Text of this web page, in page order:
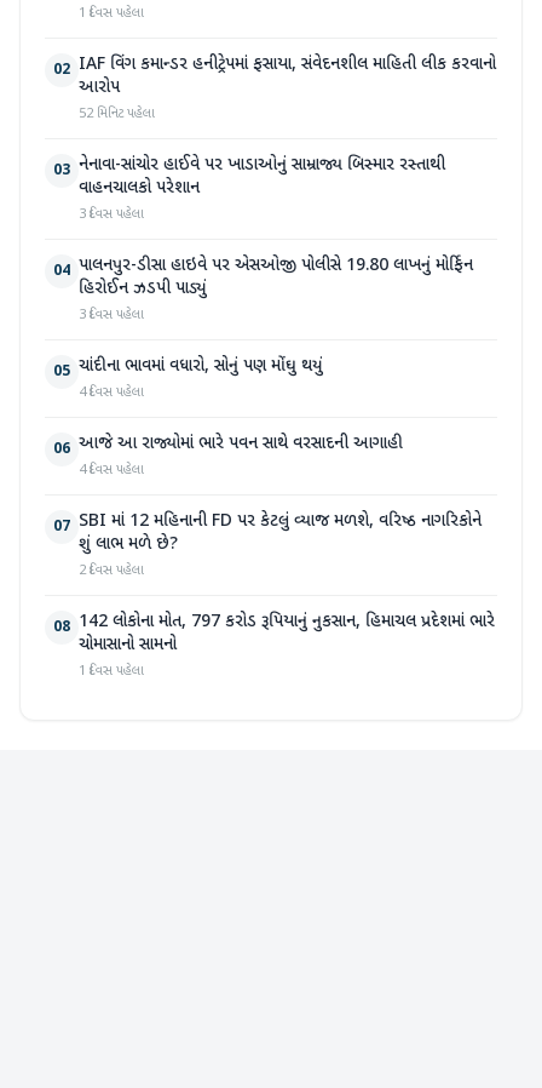
1 દિવસ પહેલા
02 IAF વિંગ કમાન્ડર હનીટ્રેપમાં ફસાયા, સંવેદનશીલ માહિતી લીક કરવાનો
આરોપ
52 મિનિટ પહેલા
03 નેનાવા-સાંચોર હાઈવે પર ખાડાઓનું સામ્રાજ્ય બિસ્માર રસ્તાથી
વાહનચાલકો પરેશાન
3 દિવસ પહેલા
04 પાલનપુર-ડીસા હાઇવે પર એસઓજી પોલીસે 19.80 લાખનું મોર્ફિન
હિરોઈન ઝડપી પાડ્યું
3 દિવસ પહેલા
05 ચાંદીના ભાવમાં વધારો, સોનું પણ મોંઘુ થયું
4 દિવસ પહેલા
06 આજે આ રાજ્યોમાં ભારે પવન સાથે વરસાદની આગાહી
4 દિવસ પહેલા
07 SBI માં 12 મહિનાની FD પર કેટલું વ્યાજ મળશે, વરિષ્ઠ નાગરિકોને
શું લાભ મળે છે?
2 દિવસ પહેલા
08 142 લોકોના મોત, 797 કરોડ રૂપિયાનું નુકસાન, હિમાચલ પ્રદેશમાં ભારે
ચોમાસાનો સામનો
1 દિવસ પહેલા